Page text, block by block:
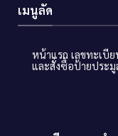
เมนูลัด
หน้าแรก เลขทะเบี
และสั่งซื้อป้ายประมู